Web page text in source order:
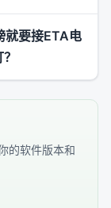
就要接ETA电
的软件版本和